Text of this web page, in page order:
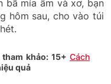
bã mía ẩm và xơ, bạn
hôm sau, cho vào túi
khảo: 15+ Cách
quả